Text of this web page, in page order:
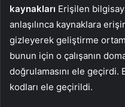
kaynakları Erişilen
anlaşılınca kaynaklara
gizleyerek geliştirme
bunun için o çalışanın
doğrulamasını ele geçirdi.
kodları ele geçirildi.